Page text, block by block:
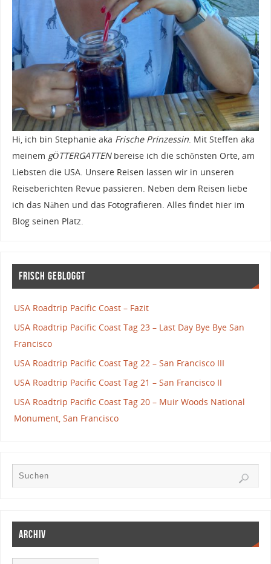
Hi, ich bin Stephanie aka Frische Prinzessin. Mit Steffen aka
meinem gÖTTERGATTENbereise ich die schönsten Orte, am
Liebsten die USA. Unsere Reisen lassen wir in unseren
Reiseberichten Revue passieren. Neben dem Reisen liebe
ich das Nähen und das Fotografieren. Alles findet hier im
Blog seinen Platz.
Frisch gebloggt
USA Roadtrip Pacific Coast – Fazit
USA Roadtrip Pacific Coast Tag 23 – Last Day Bye Bye San
Francisco
USA Roadtrip Pacific Coast Tag 22 – San Francisco III
USA Roadtrip Pacific Coast Tag 21 – San Francisco II
USA Roadtrip Pacific Coast Tag 20 – Muir Woods National
Monument, San Francisco
Archiv